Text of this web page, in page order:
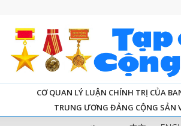
CƠ QUAN LÝ LUẬN CHÍNH TRỊ CỦA
TRUNG ƯƠNG ĐẢNG CỘNG SẢN